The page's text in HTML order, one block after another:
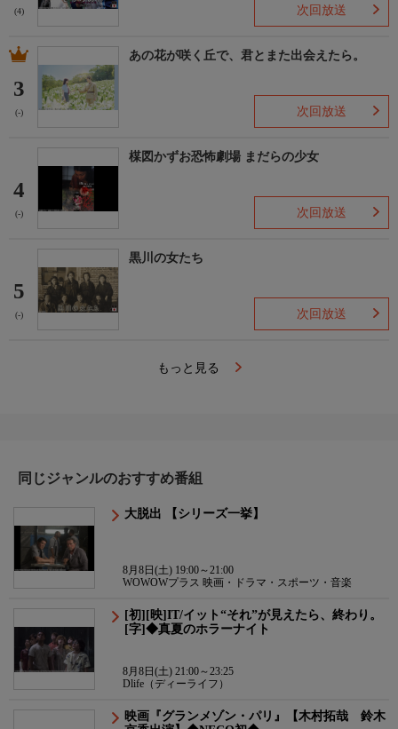
(4) 次回放送
3
(-)
あの花が咲く丘で、君とまた出会えたら。
次回放送
4
(-)
楳図かずお恐怖劇場 まだらの少女
次回放送
5
(-)
黒川の女たち
次回放送
もっと見る
同じジャンルのおすすめ番組
大脱出 【シリーズ一挙】
8月8日(土) 19:00～21:00
WOWOWプラス 映画・ドラマ・スポーツ・音楽
[初][映]IT/イット“それ”が見えたら、終わり。
[字]◆真夏のホラーナイト
8月8日(土) 21:00～23:25
Dlife（ディーライフ）
映画『グランメゾン・パリ』【木村拓哉 鈴木